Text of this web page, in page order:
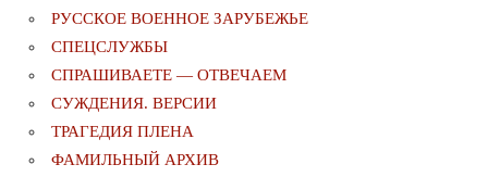
РУССКОЕ ВОЕННОЕ ЗАРУБЕЖЬЕ
СПЕЦСЛУЖБЫ
СПРАШИВАЕТЕ — ОТВЕЧАЕМ
СУЖДЕНИЯ. ВЕРСИИ
ТРАГЕДИЯ ПЛЕНА
ФАМИЛЬНЫЙ АРХИВ